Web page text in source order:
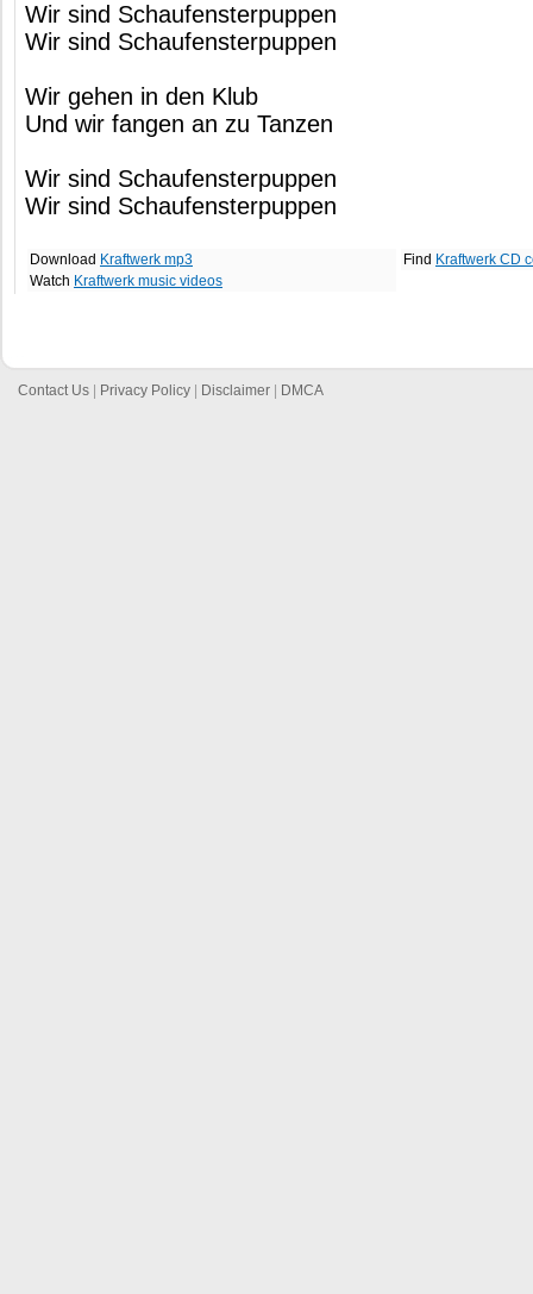
Wir sind Schaufensterpuppen
Wir sind Schaufensterpuppen
Wir gehen in den Klub
Und wir fangen an zu Tanzen
Wir sind Schaufensterpuppen
Wir sind Schaufensterpuppen
Download Kraftwerk mp3
Watch Kraftwerk music videos
Find Kraftwerk CD
Contact Us Privacy Policy Disclaimer DMCA